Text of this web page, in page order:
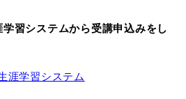
習システムから受講申込みをし
涯学習システム